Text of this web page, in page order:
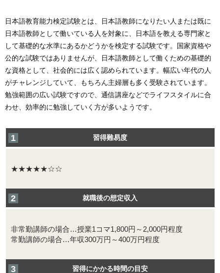
日本語教育能力検定試験とは、日本語教師になりたい人または既に
日本語教師として働いている人を対象に、日本語を教える専門家と
して基礎的な水準にあるかどうかを検定する試験です。国家資格や
公的な試験ではありませんが、日本語教師として働くための基礎的
な資格として、社会的には広く認められています。幅広い年代の人
がチャレンジしていて、もちろん主婦層も多く受験されています。
勉強範囲の広い試験ですので、通信講座などでライフスタイルに合
わせ、効率的に勉強していく方が多いようです。
習得難易度
★★★★★☆☆
就職後の想定収入
非常勤講師の場合…授業1コマ1,800円～2,000円程度
常勤講師の場合…年収300万円～400万円程度
習得にかかる時間の目安